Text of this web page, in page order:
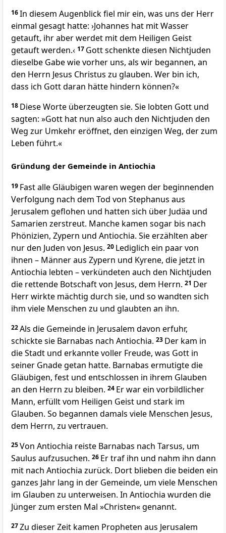
16In diesem Augenblick fiel mir ein, was uns der Herr
einmal gesagt hatte: ›Johannes hat mit Wasser
getauft, ihr aber werdet mit dem Heiligen Geist
getauft werden.‹ 17 Gott schenkte diesen Nichtjuden
dieselbe Gabe wie vorher uns, als wir begannen, an
den Herrn Jesus Christus zu glauben. Wer bin ich,
dass ich Gott daran hätte hindern können?«
18 Diese Worte überzeugten sie. Sie lobten Gott und
sagten: »Gott hat nun also auch den Nichtjuden den
Weg zur Umkehr eröffnet, den einzigen Weg, der zum
Leben führt.«
Gründung der Gemeinde in Antiochia
19 Fast alle Gläubigen waren wegen der beginnenden
Verfolgung nach dem Tod von Stephanus aus
Jerusalem geflohen und hatten sich über Judäa und
Samarien zerstreut. Manche kamen sogar bis nach
Phönizien, Zypern und Antiochia. Sie erzählten aber
nur den Juden von Jesus. 20 Lediglich ein paar von
ihnen – Männer aus Zypern und Kyrene, die jetzt in
Antiochia lebten – verkündeten auch den Nichtjuden
die rettende Botschaft von Jesus, dem Herrn. 21 Der
Herr wirkte mächtig durch sie, und so wandten sich
ihm viele Menschen zu und glaubten an ihn.
22Als die Gemeinde in Jerusalem davon erfuhr,
schickte sie Barnabas nach Antiochia. 23 Der kam in
die Stadt und erkannte voller Freude, was Gott in
seiner Gnade getan hatte. Barnabas ermutigte die
Gläubigen, fest und entschlossen in ihrem Glauben
an den Herrn zu bleiben. 24 Er war ein vorbildlicher
Mann, erfüllt vom Heiligen Geist und stark im
Glauben. So begannen damals viele Menschen Jesus,
dem Herrn, zu vertrauen.
25Von Antiochia reiste Barnabas nach Tarsus, um
Saulus aufzusuchen. 26 Er traf ihn und nahm ihn dann
mit nach Antiochia zurück. Dort blieben die beiden ein
ganzes Jahr lang in der Gemeinde, um viele Menschen
im Glauben zu unterweisen. In Antiochia wurden die
Jünger zum ersten Mal »Christen« genannt.
27Zu dieser Zeit kamen Propheten aus Jerusalem